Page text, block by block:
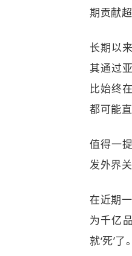
期贡献
长期以
其通过
比始终
都可能
值得一
发外界关
在近期
为千亿
就‘死’了